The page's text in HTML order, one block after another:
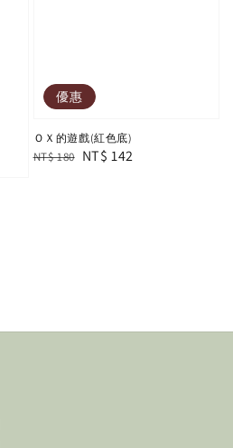
優惠
ＯＸ的遊戲(紅色底)
Regular
NT$ 180 Sale
NT$ 142